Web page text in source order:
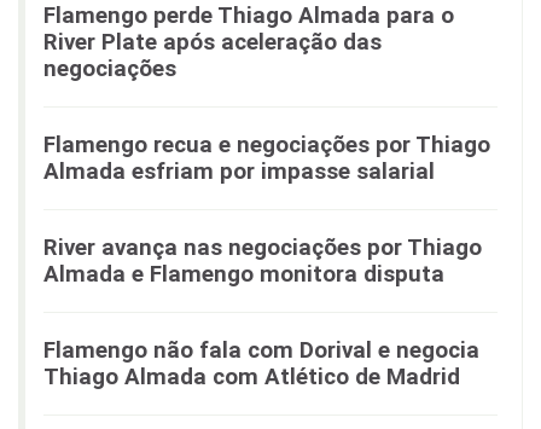
Flamengo perde Thiago Almada para o
River Plate após aceleração das
negociações
Flamengo recua e negociações por Thiago
Almada esfriam por impasse salarial
River avança nas negociações por Thiago
Almada e Flamengo monitora disputa
Flamengo não fala com Dorival e negocia
Thiago Almada com Atlético de Madrid